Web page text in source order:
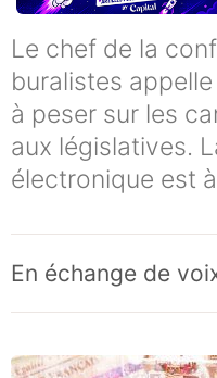
Le chef de la
buralistes
à peser sur les
aux législatives.
électronique est
En échange de